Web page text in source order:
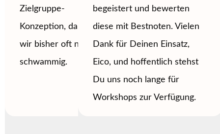
Zielgruppe-
Konzeption, da sind
wir bisher oft noch zu
schwammig.
begeistert und bewerten
diese mit Bestnoten. Vielen
Dank für Deinen Einsatz,
Eico, und hoffentlich stehst
Du uns noch lange für
Workshops zur Verfügung.